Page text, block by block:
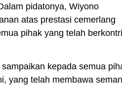
pidatonya, Wiyono
atas prestasi cemerlang
pihak yang telah
kepada semua
yang telah membawa